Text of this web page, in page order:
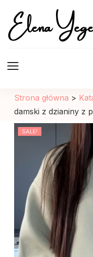
Elena
Sklep internetowy
Strona główna >
damski z dzianiny z
SALE!